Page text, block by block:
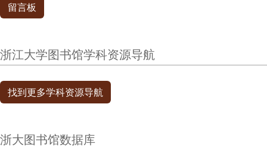
留言板
浙江大学图书馆学科资源导航
找到更多学科资源导航
浙大图书馆数据库